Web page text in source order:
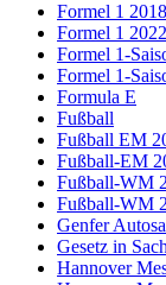
Formel 1 2018
Formel 1 2022
Formel 1-
Formel 1-
Formula E
Fußball
Fußball EM
Fußball-EM
Fußball-WM
Fußball-WM
Genfer
Gesetz in
Hannover